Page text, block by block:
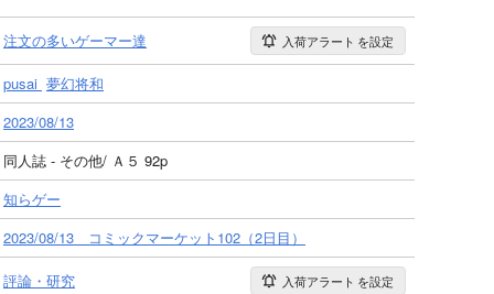
注文の多いゲーマー達 入荷アラート を設定
pusai 夢幻将和
2023/08/13
同人誌 - その他/ Ａ５ 92p
知らゲー
2023/08/13 コミックマーケット102（2日目）
評論・研究 入荷アラート を設定